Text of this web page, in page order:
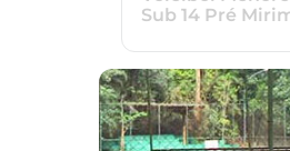
Sub 14 Pré